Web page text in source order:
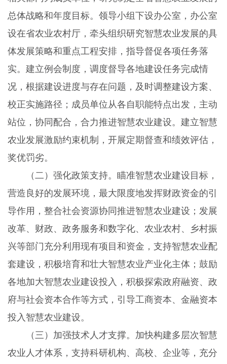
总体战略和年度目标。领导小组下设办公室，办公室
设在省农业农村厅，牵头组织研究智慧农业发展的具
体发展策略和重点工程安排，指导督促各项任务落
实。建立例会制度，调度督导各地建设任务完成情
况，根据建设进度与存在问题，及时调整建设方案、
校正实施路径；成员单位从各自职能特点出发，主动
站位，协同配合，合力推进智慧农业建设。建立智慧
农业发展激励约束机制，开展定期督查和绩效评估，
奖优罚劣。
（二）强化政策支持。 瞄准智慧农业建设目标，
营造良好的发展环境，最大限度地发挥财政资金的引
导作用，整合社会资源协同推进智慧农业建设；发展
改革、财政、政务服务和数字化、农业农村、乡村振
兴等部门充分利用现有项目和资金，支持智慧农业配
套建设，积极培育和壮大智慧农业产业化主体；鼓励
各地加大智慧农业建设投入，积极探索政府融资、政
府与社会资本合作等方式，引导工商资本、金融资本
投入智慧农业建设。
（三）加强技术人才支撑。 加快构建多层次智慧
农业人才体系，支持科研机构、高校、企业等，充分